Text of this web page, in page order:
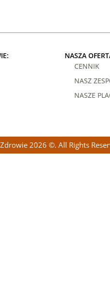
NASZA
CENNIK
NASZ
NASZE
2026 ©. All Rights